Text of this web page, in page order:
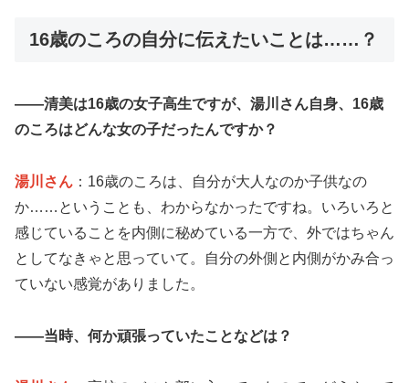
16歳のころの自分に伝えたいことは……？
――清美は16歳の女子高生ですが、湯川さん自身、16歳
のころはどんな女の子だったんですか？
湯川さん ：16歳のころは、自分が大人なのか子供なの
か……ということも、わからなかったですね。いろいろと
感じていることを内側に秘めている一方で、外ではちゃん
としてなきゃと思っていて。自分の外側と内側がかみ合っ
ていない感覚がありました。
――当時、何か頑張っていたことなどは？